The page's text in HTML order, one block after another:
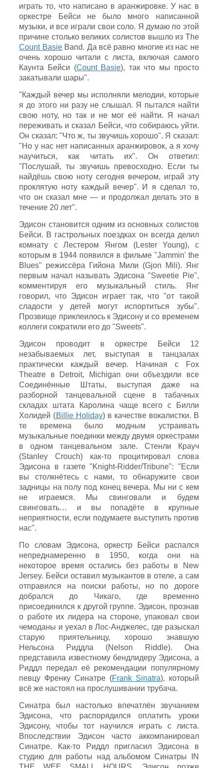
играть то, что написано в аранжировке. У нас в
оркестре Бейси не было много написанной
музыки, и все играли свои соло. Я думаю по этой
причине столько великих солистов вышло из The
Count BasieBand. Да всё равно многие из нас не
очень хорошо читали с листа, включая самого
Каунта Бейси (Count Basie), так что мы просто
закатывали шары".
"Каждый вечер мы исполняли мелодии, которые
я до этого ни разу не слышал. Я пытался найти
свою ноту, но так и не мог её найти. Я начал
переживать и сказал Бейси, что собираюсь уйти.
Он сказал: "Что ж, ты звучишь хорошо". Я сказал:
"Но у нас нет написанных аранжировок, а я хочу
научиться, как читать их". Он ответил:
"Послушай, ты звучишь превосходно. Если ты
найдёшь свою ноту сегодня вечером, играй эту
проклятую ноту каждый вечер". И я сделал то,
что он сказал мне — и продолжал делать это в
течение 20 лет".
Эдисон становится одним из основных солистов
Бейси. В гастрольных поездках он всегда делил
комнату с Лестером Янгом (Lester Young), с
которым в 1944 появился в фильме "Jammin' the
Blues" режиссёра Гийона Мили (Gjon Mili). Янг
первым начал называть Эдисона "Sweetie Pie",
комментируя его музыкальный стиль. Янг
говорил, что Эдисон играет так, что "от такой
сладости у детей могут испортиться зубы".
Прозвище приклеилось к Эдисону и со временем
коллеги сократили его до "Sweets".
Эдисон проводит в оркестре Бейси 12
незабываемых лет, выступая в танцзалах
практически каждый вечер. Начиная с Fox
Theatre в Detroit, Michigan они объездили все
Соединённые Штаты, выступая даже на
разборной танцевальной сцене в табачных
складах штата Каролина чаще всего с Билли
Холидей (Billie Holiday) в качестве вокалистки. В
те времена было модным устраивать
музыкальные поединки между двумя оркестрами
в одном танцевальном зале. Стенли Крауч
(Stanley Crouch) как-то процитировал слова
Эдисона в газете "Knight-Ridder/Tribune": "Если
вы столкнётесь с нами, то обнаружите свои
задницы на полу под конец вечера. Мы ни с кем
не играемся. Мы свинговали и будем
свинговать… и вы попадёте в крупные
неприятности, если подумаете выступить против
нас".
По словам Эдисона, оркестр Бейси распался
непреднамеренно в 1950, когда они на
некоторое время остались без работы в New
Jersey. Бейси оставил музыкантов в отеле, а сам
отправился на поиски работы, но по дороге
добрался до Чикаго, где временно
присоединился к другой группе. Эдисон, прознав
о работе их лидера на стороне, упаковал свои
чемоданы и уехал в Лос-Анджелес, где разыскал
старую приятельницу, хорошо знавшую
Нельсона Риддла (Nelson Riddle). Она
представила известному бендлидеру Эдисона, а
Риддл передал её рекомендации популярному
певцу Френку Синатре (Frank Sinatra), который
всё же настоял на прослушивании трубача.
Синатра был настолько впечатлён звучанием
Эдисона, что распорядился оплатить уроки
Эдисону, чтобы тот научился играть с листа.
Впоследствии Эдисон часто аккомпанировал
Синатре. Как-то Риддл пригласил Эдисона в
студию для работы над альбомом Синатры IN